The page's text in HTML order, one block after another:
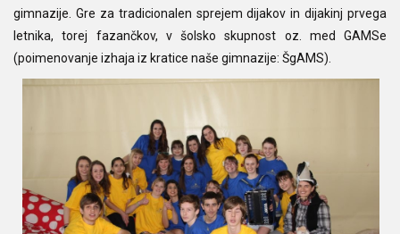
gimnazije. Gre za tradicionalen sprejem dijakov in dijakinj prvega
letnika, torej fazančkov, v šolsko skupnost oz. med GAMSe
(poimenovanje izhaja iz kratice naše gimnazije: ŠgAMS).